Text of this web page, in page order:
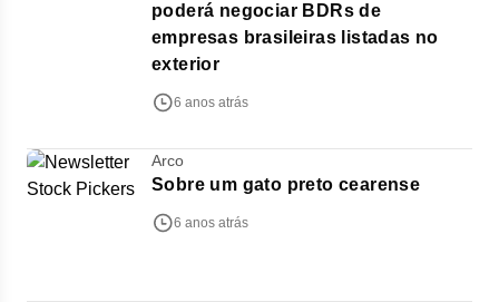
poderá negociar BDRs de
empresas brasileiras listadas no
exterior
6 anos atrás
Arco
Sobre um gato preto cearense
6 anos atrás